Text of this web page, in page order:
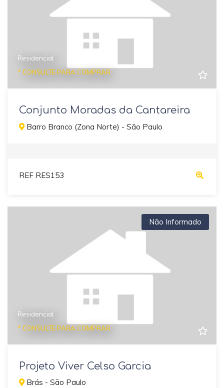
Residencial
* CONSULTE PARA COMPRAR
Conjunto Moradas da Cantareira
Barro Branco (Zona Norte) - São Paulo
REF RES153
Não Informado
Residencial
* CONSULTE PARA COMPRAR
Projeto Viver Celso Garcia
Brás - São Paulo